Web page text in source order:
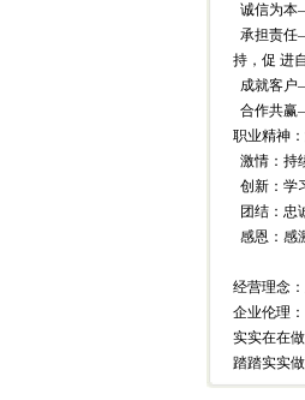
诚信为本
承担责任
持，促 进
成就客户
合作共赢
职业精神
激情：持
创新：学
团结：忠
感恩：感
经营理念
企业伦理
实实在在
踏踏实实